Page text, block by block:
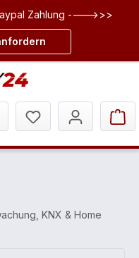
Zahlung ---->>>
KNX & Home